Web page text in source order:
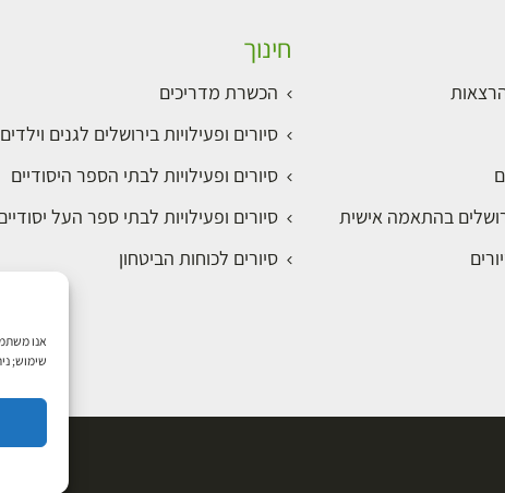
שימוש;
בהתאמה אישית
חינוך
הכשרת מדריכים
סיורים ופעילויות בירושלים לגנים וילדים
סיורים ופעילויות לבתי הספר היסודיים
סיורים ופעילויות לבתי ספר העל
סיורים לכוחות הביטחון